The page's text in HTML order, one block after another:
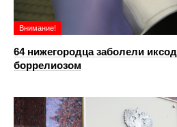
Внимание!
64 нижегородца заболели
боррелиозом